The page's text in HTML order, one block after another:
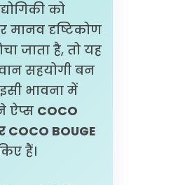
को
मानव दृष्टिकोण
जाता है, तो यह
सहयोगी बन
भावना में
ऐप्स COCO
COCO BOUGE
हैं।